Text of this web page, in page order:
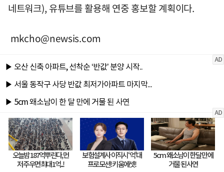
네트워크), 유튜브를 활용해 연중 홍보할 계획이다.
mkcho@newsis.com